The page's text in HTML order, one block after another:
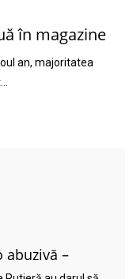
în magazine
an, majoritatea
abuzivă –